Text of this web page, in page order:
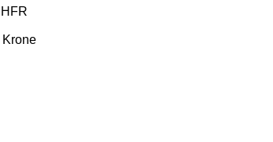
HFR
Krone